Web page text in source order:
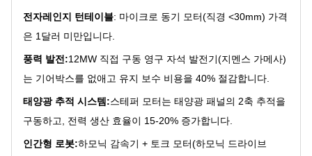
전자레인지 턴테이블: 마이크로 동기 모터(직경 <30mm) 가격
은 1달러 미만입니다.
풍력 발전:12MW 직접 구동 영구 자석 발전기(지멘스 가메사)
는 기어박스를 없애고 유지 보수 비용을 40% 절감합니다.
태양광 추적 시스템:스테퍼 모터는 태양광 패널의 2축 추적을
구동하고, 전력 생산 효율이 15-20% 증가합니다.
인간형 로봇:하모닉 감속기 + 토크 모터(하모닉 드라이브